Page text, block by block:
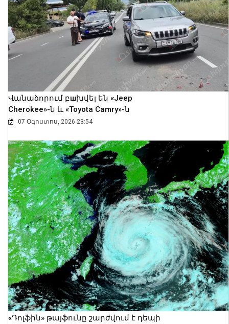
Վանաձորում բшխվել են «Jeep
Cherokee»-ն և «Toyota Camry»-ն
07 Օգոստոս, 2026 23:54
«Դոլֆին» թայֆունը շարժվում է դեպի